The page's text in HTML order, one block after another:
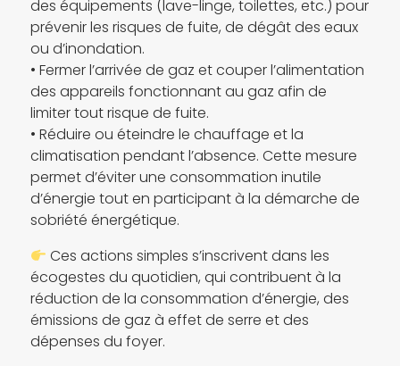
des équipements (lave-linge, toilettes, etc.) pour
prévenir les risques de fuite, de dégât des eaux
ou d’inondation.
• Fermer l’arrivée de gaz et couper l’alimentation
des appareils fonctionnant au gaz afin de
limiter tout risque de fuite.
• Réduire ou éteindre le chauffage et la
climatisation pendant l’absence. Cette mesure
permet d’éviter une consommation inutile
d’énergie tout en participant à la démarche de
sobriété énergétique.
Ces actions simples s’inscrivent dans les
écogestes du quotidien, qui contribuent à la
réduction de la consommation d’énergie, des
émissions de gaz à effet de serre et des
dépenses du foyer.